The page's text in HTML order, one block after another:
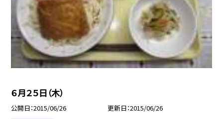
６月２５日（木）
公開日 2015/06/26 更新日 2015/06/26